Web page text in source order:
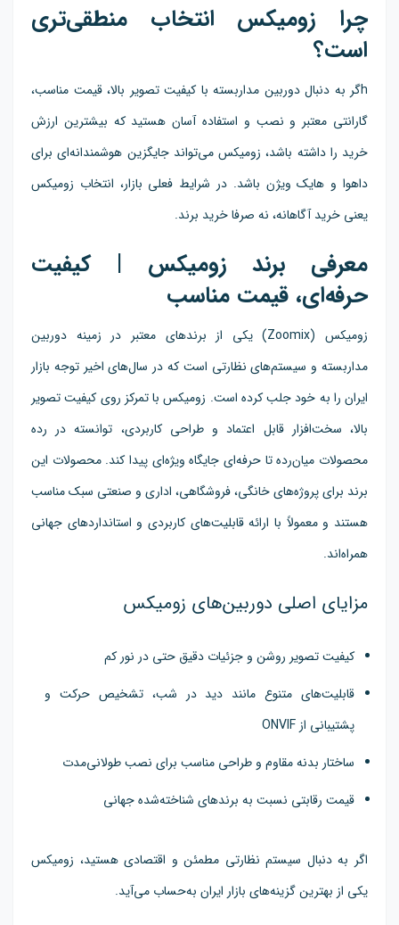
چرا زومیکس انتخاب منطقی‌تری
است؟
hگر به دنبال دوربین مداربسته با کیفیت تصویر بالا، قیمت مناسب،
گارانتی معتبر و نصب و استفاده آسان هستید که بیشترین ارزش
خرید را داشته باشد، زومیکس می‌تواند جایگزین هوشمندانه‌ای برای
داهوا و هایک ویژن باشد. در شرایط فعلی بازار، انتخاب زومیکس
یعنی خرید آگاهانه، نه صرفا خرید برند.
معرفی برند زومیکس | کیفیت
حرفه‌ای، قیمت مناسب
زومیکس (Zoomix) یکی از برندهای معتبر در زمینه دوربین
مداربسته و سیستم‌های نظارتی است که در سال‌های اخیر توجه بازار
ایران را به خود جلب کرده است. زومیکس با تمرکز روی کیفیت تصویر
بالا، سخت‌افزار قابل اعتماد و طراحی کاربردی، توانسته در رده
محصولات میان‌رده تا حرفه‌ای جایگاه ویژه‌ای پیدا کند. محصولات این
برند برای پروژه‌های خانگی، فروشگاهی، اداری و صنعتی سبک مناسب
هستند و معمولاً با ارائه قابلیت‌های کاربردی و استانداردهای جهانی
همراه‌اند.
مزایای اصلی دوربین‌های زومیکس
کیفیت تصویر روشن و جزئیات دقیق حتی در نور کم
قابلیت‌های متنوع مانند دید در شب، تشخیص حرکت و
پشتیبانی از ONVIF
ساختار بدنه مقاوم و طراحی مناسب برای نصب طولانی‌مدت
قیمت رقابتی نسبت به برندهای شناخته‌شده جهانی
اگر به دنبال سیستم نظارتی مطمئن و اقتصادی هستید، زومیکس
یکی از بهترین گزینه‌های بازار ایران به‌حساب می‌آید.